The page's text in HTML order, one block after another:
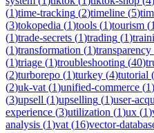
(1)time-tracking (2)timeline (5)
(3)tokopedia (1)tools (1)tourism (1
(1)trade-secrets (1)trading (1)
(1)transformation (1)transparency
(1)triage (1)troubleshooting (40)
(2)turborepo (1)turkey (4)tutorial (
(2)uk-vat (1)unified-commerce (1)
(3)upsell (1)upselling (1)user-
experience (3)utilization (1)ux (1)
analysis (1)vat (16)vector-